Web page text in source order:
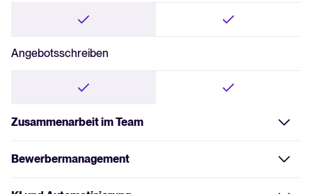
Angebotsschreiben
Zusammenarbeit im Team
Rollen zuweisen
Bewerbermanagement